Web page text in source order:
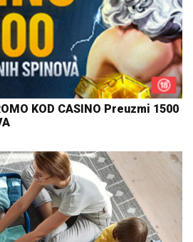
KOD CASINO Preuzmi 1500